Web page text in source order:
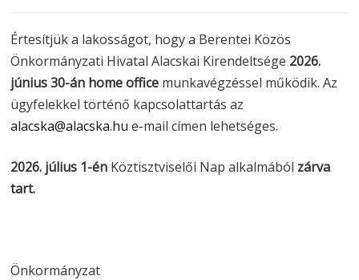
Értesítjük a lakosságot, hogy a Berentei Közös
Önkormányzati Hivatal Alacskai Kirendeltsége 2026.
június 30-án home office munkavégzéssel működik. Az
ügyfelekkel történő kapcsolattartás az
alacska@alacska.hu e-mail címen lehetséges.
2026. július 1-én Köztisztviselői Nap alkalmából zárva
tart.
Önkormányzat